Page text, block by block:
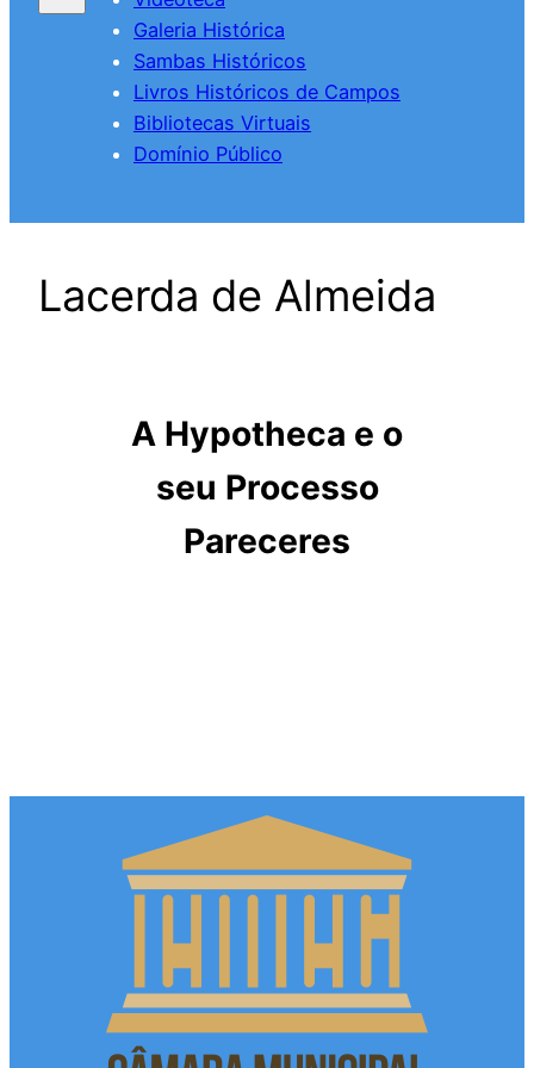
Galeria Histórica
Sambas Históricos
Livros Históricos de Campos
Bibliotecas Virtuais
Domínio Público
Lacerda de Almeida
A Hypotheca e o
seu Processo
Pareceres